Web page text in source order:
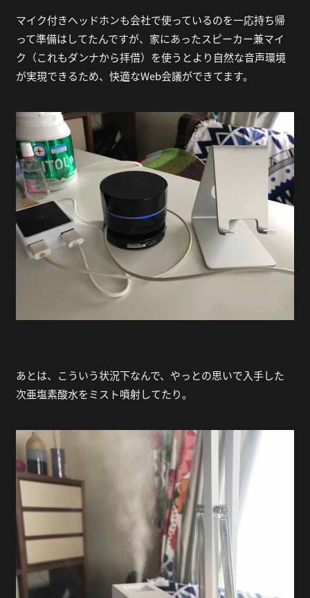
マイク付きヘッドホンも会社で使っているのを一応持ち帰
って準備はしてたんですが、家にあったスピーカー兼マイ
ク（これもダンナから拝借）を使うとより自然な音声環境
が実現できるため、快適なWeb会議ができてます。
あとは、こういう状況下なんで、やっとの思いで入手した
次亜塩素酸水をミスト噴射してたり。